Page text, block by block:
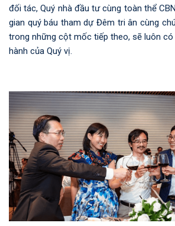
đối tác, Quý nhà đầu tư cùng toàn thể
gian quý báu tham dự Đêm tri ân cùng
trong những cột mốc tiếp theo, sẽ luôn có
hành của Quý vị.